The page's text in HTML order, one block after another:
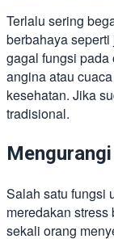
Terlalu sering
berbahaya
gagal fungsi pada
angina atau
kesehatan. Jika
tradisional.
Salah satu fungsi
meredakan
sekali orang